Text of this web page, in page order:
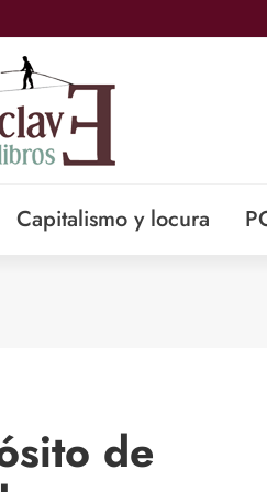
Capitalismo y locura
de